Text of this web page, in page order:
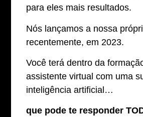
para eles mais resultados.
Nós lançamos a nossa
recentemente, em 2023.
Você terá dentro da
assistente virtual com uma
inteligência artificial…
que pode te responder